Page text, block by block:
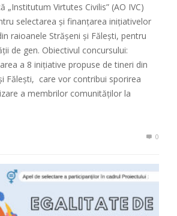
„Institutum Virtutes Civilis” (AO IVC)
selectarea și finanțarea inițiativelor
raioanele Strășeni și Fălești, pentru
de gen. Obiectivul concursului:
a 8 inițiative propuse de tineri din
Fălești, care vor contribui sporirea
a membrilor comunităților la
0